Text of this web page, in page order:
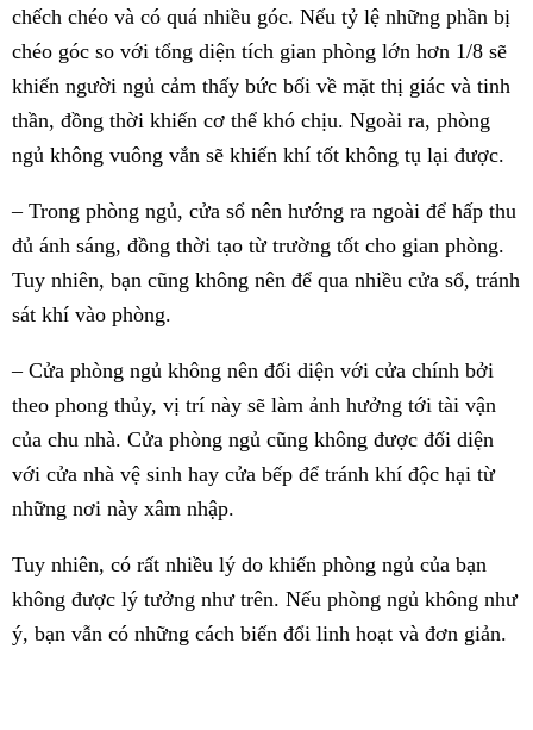
chếch chéo và có quá nhiều góc. Nếu tỷ lệ những phần bị
chéo góc so với tổng diện tích gian phòng lớn hơn 1/8 sẽ
khiến người ngủ cảm thấy bức bối về mặt thị giác và tinh
thần, đồng thời khiến cơ thể khó chịu. Ngoài ra, phòng
ngủ không vuông vắn sẽ khiến khí tốt không tụ lại được.
– Trong phòng ngủ, cửa sổ nên hướng ra ngoài để hấp thu
đủ ánh sáng, đồng thời tạo từ trường tốt cho gian phòng.
Tuy nhiên, bạn cũng không nên để qua nhiều cửa sổ, tránh
sát khí vào phòng.
– Cửa phòng ngủ không nên đối diện với cửa chính bởi
theo phong thủy, vị trí này sẽ làm ảnh hưởng tới tài vận
của chu nhà. Cửa phòng ngủ cũng không được đối diện
với cửa nhà vệ sinh hay cửa bếp để tránh khí độc hại từ
những nơi này xâm nhập.
Tuy nhiên, có rất nhiều lý do khiến phòng ngủ của bạn
không được lý tưởng như trên. Nếu phòng ngủ không như
ý, bạn vẫn có những cách biến đổi linh hoạt và đơn giản.